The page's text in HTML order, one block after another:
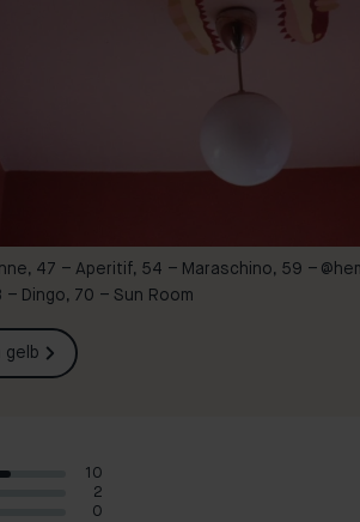
47 – Aperitif, 54 – Maraschino, 59 –
– Dingo, 70 – Sun Room
gelb
10
2
0